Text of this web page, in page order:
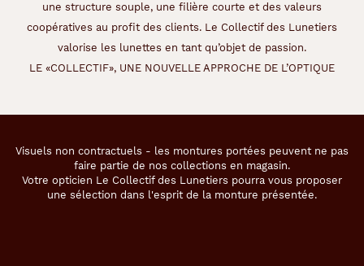
une structure souple, une filière courte et des valeurs
coopératives au profit des clients. Le Collectif des Lunetiers
valorise les lunettes en tant qu’objet de passion.
LE «COLLECTIF», UNE NOUVELLE APPROCHE DE L’OPTIQUE
Visuels non contractuels - les montures portées peuvent ne pas
faire partie de nos collections en magasin.
Votre opticien Le Collectif des Lunetiers pourra vous proposer
une sélection dans l'esprit de la monture présentée.